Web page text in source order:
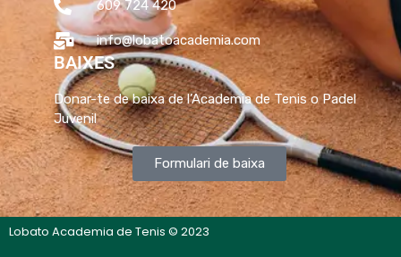
609 724 420
info@lobatoacademia.com
BAIXES
Donar-te de baixa de l’Academia de Tenis o Padel
Juvenil
Formulari de baixa
Lobato Academia de Tenis © 2023